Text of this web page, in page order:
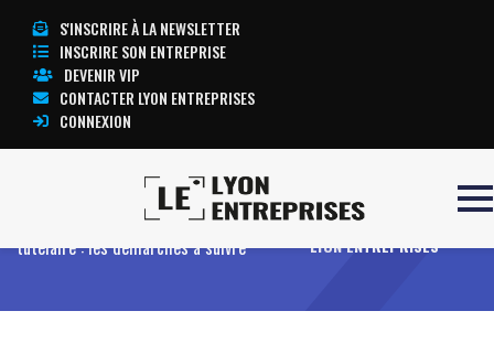
S'INSCRIRE À LA NEWSLETTER
INSCRIRE SON ENTREPRISE
DEVENIR VIP
CONTACTER LYON ENTREPRISES
CONNEXION
Création d’une association
tutélaire : les démarches à suivre
TOUTE L’ACTUALITÉ
LYON ENTREPRISES